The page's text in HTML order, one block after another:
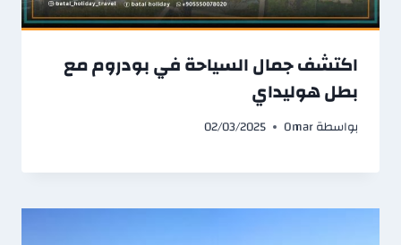
اكتشف جمال السياحة في بودروم مع
بطل هوليداي
بواسطةOmar
02/03/2025